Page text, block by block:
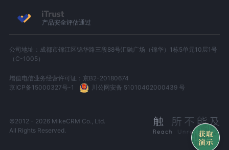
产品安全评估通过
公司地址：成都市锦江区锦华路三段88号汇融广场（锦华）1栋5单元10层1号
（C-1005）
增值电信业务经营许可证：京B2-20180674
京ICP备15000327号-1
川公网安备 51010402000439 号
©2012 - 2026 MikeCRM Co., Ltd.
All Rights Reserved.